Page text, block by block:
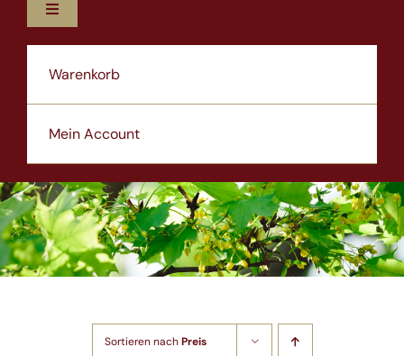
Toggle
Shop
Warenkorb
Mein Account
Sortieren nachPreis